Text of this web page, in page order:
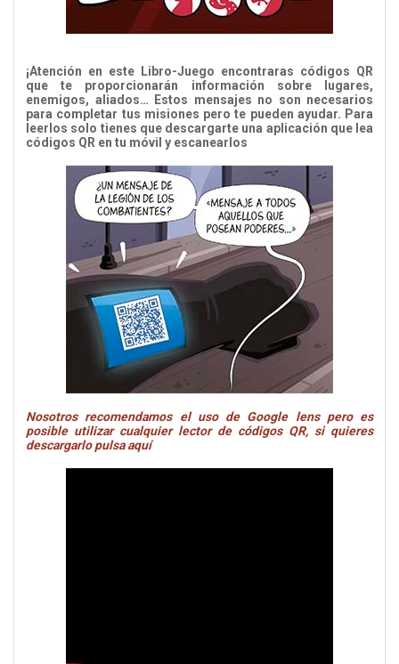
¡Atención en este Libro-Juego encontraras códigos QR
que te proporcionarán información sobre lugares,
enemigos, aliados… Estos mensajes no son necesarios
para completar tus misiones pero te pueden ayudar. Para
leerlos solo tienes que descargarte una aplicación que lea
códigos QR en tu móvil y escanearlos
Nosotros recomendamos el uso de Google lens pero es
posible utilizar cualquier lector de códigos QR, si quieres
descargarlo pulsa aquí